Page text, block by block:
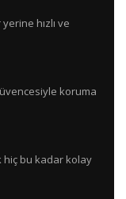
hızlı ve
koruma
hiç bu kadar kolay